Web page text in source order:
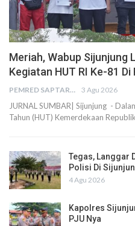
Meriah, Wabup Sijunjung
Kegiatan HUT RI Ke-81
PEMRED SAPTARIUS 3 Agu 2026
JURNAL SUMBAR| Sijunjung -
Tahun (HUT) Kemerdekaan
Tegas, Langgar
Polisi Di
4 Agu 2026
Kapolres
PJU Nya